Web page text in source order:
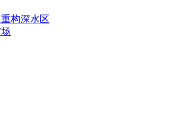
构深水区